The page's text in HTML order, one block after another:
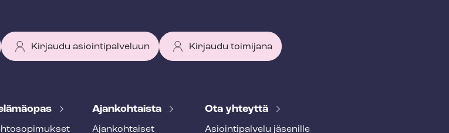
Kirjaudu asiointipalveluun Kirjaudu toimijana
Ajankohtaista
Ajankohtaiset
Ota yhteyttä
Asioin­ti­pal­ve­lu jäsenille